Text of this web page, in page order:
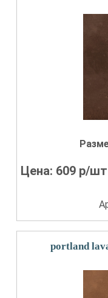
Цена: 609 р/шт
portland